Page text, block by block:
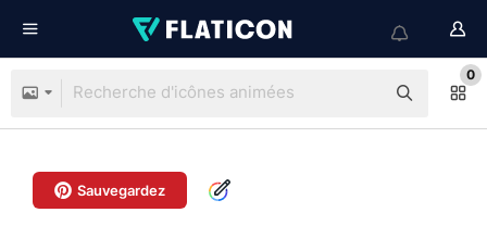
0
Sauvegardez